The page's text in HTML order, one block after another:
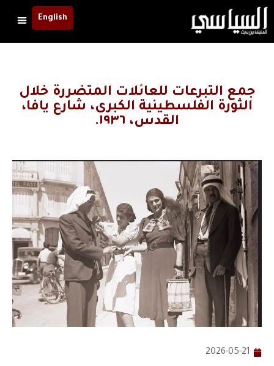
English
جمع التبرعات للعائلات المتضررة خلال
الثورة الفلسطينية الكبرى، شارع يافا،
القدس، ١٩٣٦.
2026-05-21